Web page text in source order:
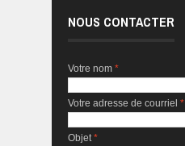
NOUS CONTACTER
Votre nom *
Votre adresse de courriel *
Objet *